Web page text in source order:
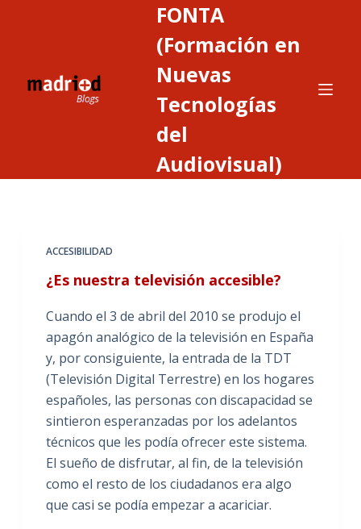
FONTA
(Formación en
Nuevas
Tecnologías
del
Audiovisual)
ACCESIBILIDAD
¿Es nuestra televisión accesible?
Cuando el 3 de abril del 2010 se produjo el
apagón analógico de la televisión en España
y, por consiguiente, la entrada de la TDT
(Televisión Digital Terrestre) en los hogares
españoles, las personas con discapacidad se
sintieron esperanzadas por los adelantos
técnicos que les podía ofrecer este sistema.
El sueño de disfrutar, al fin, de la televisión
como el resto de los ciudadanos era algo
que casi se podía empezar a acariciar.